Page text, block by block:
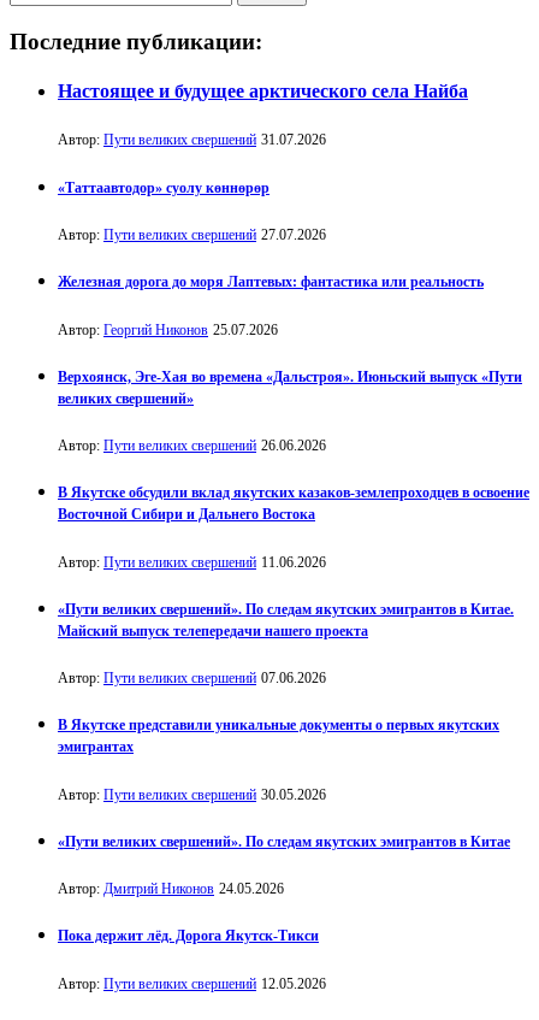
Последние публикации:
Настоящее и будущее арктического села Найба
Автор: Пути великих свершений 31.07.2026
«Таттаавтодор» суолу көннөрөр
Автор: Пути великих свершений 27.07.2026
Железная дорога до моря Лаптевых: фантастика или реальность
Автор: Георгий Никонов 25.07.2026
Верхоянск, Эге-Хая во времена «Дальстроя». Июньский выпуск «Пути
великих свершений»
Автор: Пути великих свершений 26.06.2026
В Якутске обсудили вклад якутских казаков-землепроходцев в освоение
Восточной Сибири и Дальнего Востока
Автор: Пути великих свершений 11.06.2026
«Пути великих свершений». По следам якутских эмигрантов в Китае.
Майский выпуск телепередачи нашего проекта
Автор: Пути великих свершений 07.06.2026
В Якутске представили уникальные документы о первых якутских
эмигрантах
Автор: Пути великих свершений 30.05.2026
«Пути великих свершений». По следам якутских эмигрантов в Китае
Автор: Дмитрий Никонов 24.05.2026
Пока держит лёд. Дорога Якутск-Тикси
Автор: Пути великих свершений 12.05.2026